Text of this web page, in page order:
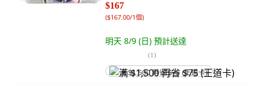
$167
($167.00/1個)
明天 8/9 (日) 預計送達
(1)
满 $1,500 再省 $75 (王道卡)